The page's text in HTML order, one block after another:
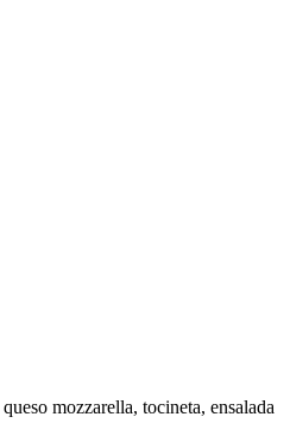
mozzarella, tocineta, ensalada